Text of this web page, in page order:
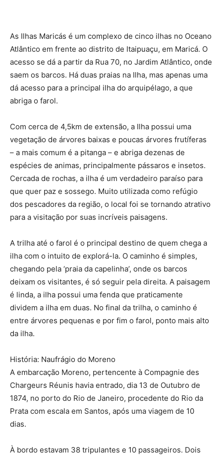
As Ilhas Maricás é um complexo de cinco ilhas no Oceano
Atlântico em frente ao distrito de Itaipuaçu, em Maricá. O
acesso se dá a partir da Rua 70, no Jardim Atlântico, onde
saem os barcos. Há duas praias na Ilha, mas apenas uma
dá acesso para a principal ilha do arquipélago, a que
abriga o farol.
Com cerca de 4,5km de extensão, a Ilha possui uma
vegetação de árvores baixas e poucas árvores frutíferas
– a mais comum é a pitanga – e abriga dezenas de
espécies de animas, principalmente pássaros e insetos.
Cercada de rochas, a ilha é um verdadeiro paraíso para
que quer paz e sossego. Muito utilizada como refúgio
dos pescadores da região, o local foi se tornando atrativo
para a visitação por suas incríveis paisagens.
A trilha até o farol é o principal destino de quem chega a
ilha com o intuito de explorá-la. O caminho é simples,
chegando pela ‘praia da capelinha’, onde os barcos
deixam os visitantes, é só seguir pela direita. A paisagem
é linda, a ilha possui uma fenda que praticamente
dividem a ilha em duas. No final da trilha, o caminho é
entre árvores pequenas e por fim o farol, ponto mais alto
da ilha.
História: Naufrágio do Moreno
A embarcação Moreno, pertencente à Compagnie des
Chargeurs Réunis havia entrado, dia 13 de Outubro de
1874, no porto do Rio de Janeiro, procedente do Rio da
Prata com escala em Santos, após uma viagem de 10
dias.
À bordo estavam 38 tripulantes e 10 passageiros. Dois